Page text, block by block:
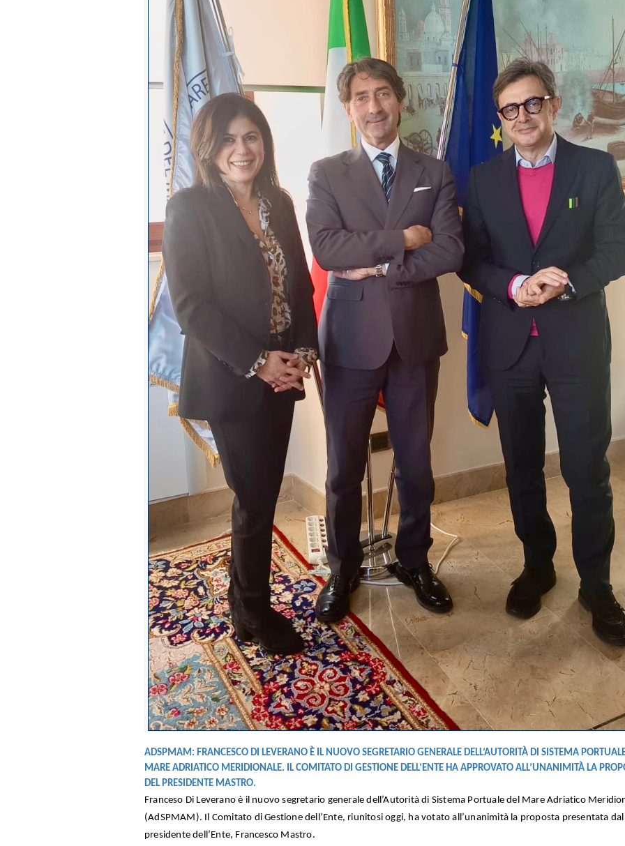
ADSPMAM: FRANCESCO DI LEVERANO È IL NUOVO SEGRETARIO GENERALE DELL’AUTORITÀ DI SISTEMA
MARE ADRIATICO MERIDIONALE. IL COMITATO DI GESTIONE DELL’ENTE HA APPROVATO ALL’UNANIMITÀ LA
DEL PRESIDENTE MASTRO.
Franceso Di Leverano è il nuovo segretario generale dell’Autorità di Sistema Portuale del Mare Adriatico
(AdSPMAM). Il Comitato di Gestione dell’Ente, riunitosi oggi, ha votato all’unanimità la proposta presentata dal
presidente dell’Ente, Francesco Mastro.